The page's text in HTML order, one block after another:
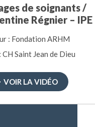
de soignants /
Régnier – IPE
: Fondation ARHM
CH Saint Jean de Dieu
VOIR LA VIDÉO